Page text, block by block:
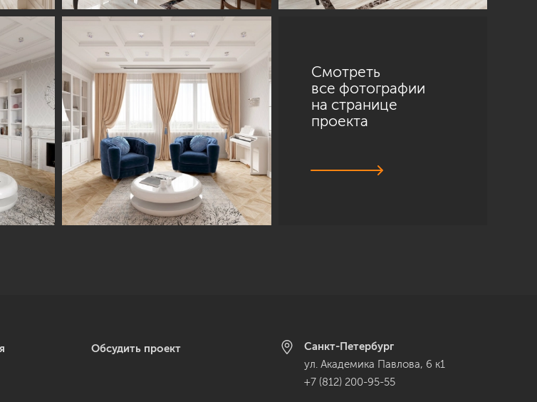
Смотреть
все фотографии
на странице
проекта
Обсудить проект
Санкт-Петербург
ул. Академика Павлова, 6 к1
+7 (812) 200-95-55